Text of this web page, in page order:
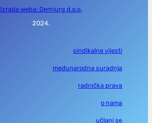
Izrada weba: Demiurg d.o.o.
2024.
sindikalne vijesti
međunarodna suradnja
radnička prava
o nama
učlani se